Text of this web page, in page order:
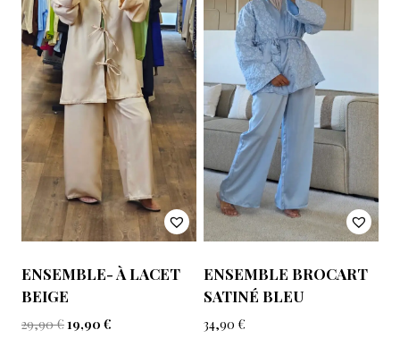
ENSEMBLE- À LACET
BEIGE
29,90€19,90 €
ENSEMBLE BROCART
SATINÉ BLEU
34,90 €